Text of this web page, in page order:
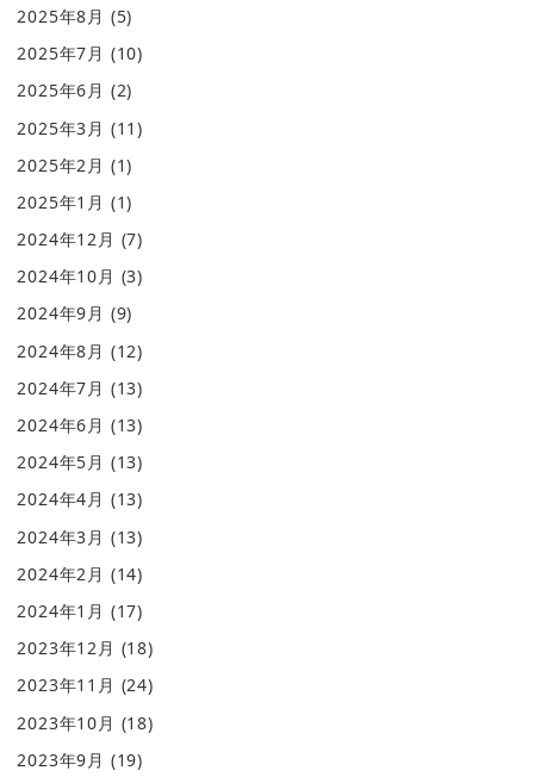
2025年8月 (5)
2025年7月 (10)
2025年6月 (2)
2025年3月 (11)
2025年2月 (1)
2025年1月 (1)
2024年12月 (7)
2024年10月 (3)
2024年9月 (9)
2024年8月 (12)
2024年7月 (13)
2024年6月 (13)
2024年5月 (13)
2024年4月 (13)
2024年3月 (13)
2024年2月 (14)
2024年1月 (17)
2023年12月 (18)
2023年11月 (24)
2023年10月 (18)
2023年9月 (19)